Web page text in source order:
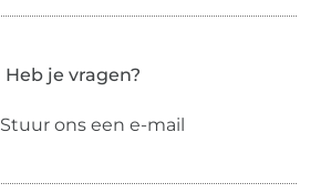
Heb je vragen?
Stuur ons een e-mail